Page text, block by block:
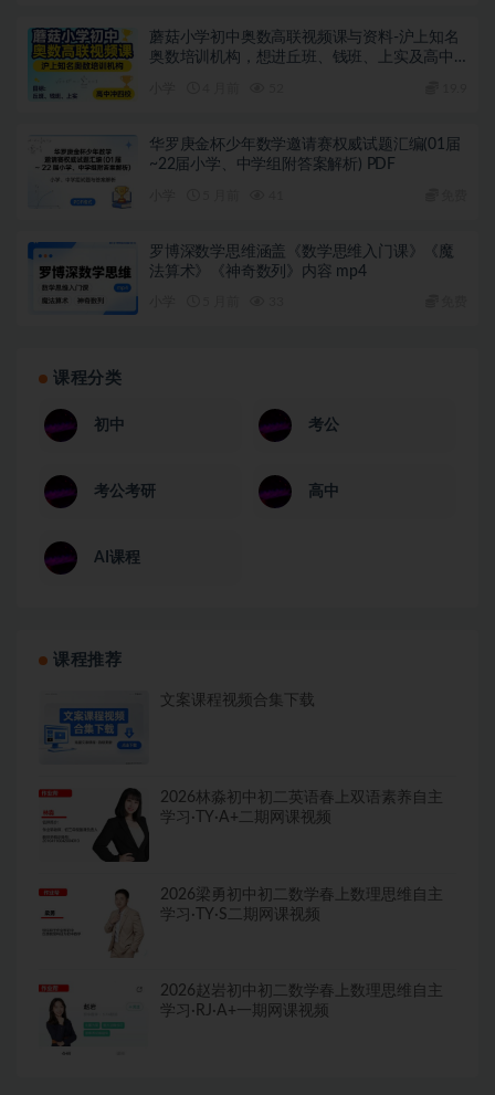
蘑菇小学初中奥数高联视频课与资料-沪上知名
奥数培训机构，想进丘班、钱班、上实及高中
华罗庚金杯少年数学邀请赛权威试题汇编(01届
~22届小学、中学组附答案解析) PDF
罗博深数学思维涵盖《数学思维入门课》《魔
法算术》《神奇数列》内容 mp4
课程分类
初中 考公
考公考研 高中
AI课程
课程推荐
文案课程视频合集下载
2026林淼初中初二英语春上双语素养自主
学习·TY·A+二期网课视频
2026梁勇初中初二数学春上数理思维自主
学习·TY·S二期网课视频
2026赵岩初中初二数学春上数理思维自主
学习·RJ·A+一期网课视频